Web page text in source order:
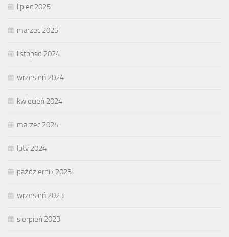
lipiec 2025
marzec 2025
listopad 2024
wrzesień 2024
kwiecień 2024
marzec 2024
luty 2024
październik 2023
wrzesień 2023
sierpień 2023